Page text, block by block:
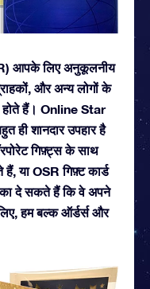
आपके लिए अनुकूलनीय
और अन्य लोगों के
हैं। Online Star
ही शानदार उपहार है
गिफ़्ट्स के साथ
या OSR गिफ़्ट कार्ड
दे सकते हैं कि वे अपने
हम बल्क ऑर्डर्स और